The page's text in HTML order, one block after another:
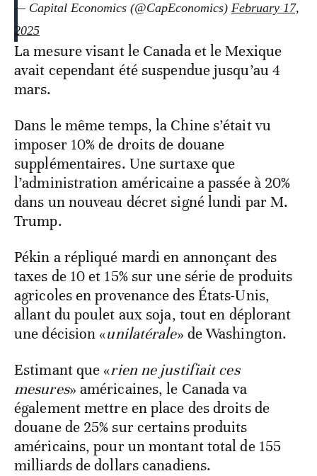
— Capital Economics (@CapEconomics) February 17,
2025
La mesure visant le Canada et le Mexique
avait cependant été suspendue jusqu’au 4
mars.
Dans le même temps, la Chine s’était vu
imposer 10% de droits de douane
supplémentaires. Une surtaxe que
l’administration américaine a passée à 20%
dans un nouveau décret signé lundi par M.
Trump.
Pékin a répliqué mardi en annonçant des
taxes de 10 et 15% sur une série de produits
agricoles en provenance des États-Unis,
allant du poulet aux soja, tout en déplorant
une décision «unilatérale» de Washington.
Estimant que «rien ne justifiait ces
mesures» américaines, le Canada va
également mettre en place des droits de
douane de 25% sur certains produits
américains, pour un montant total de 155
milliards de dollars canadiens.